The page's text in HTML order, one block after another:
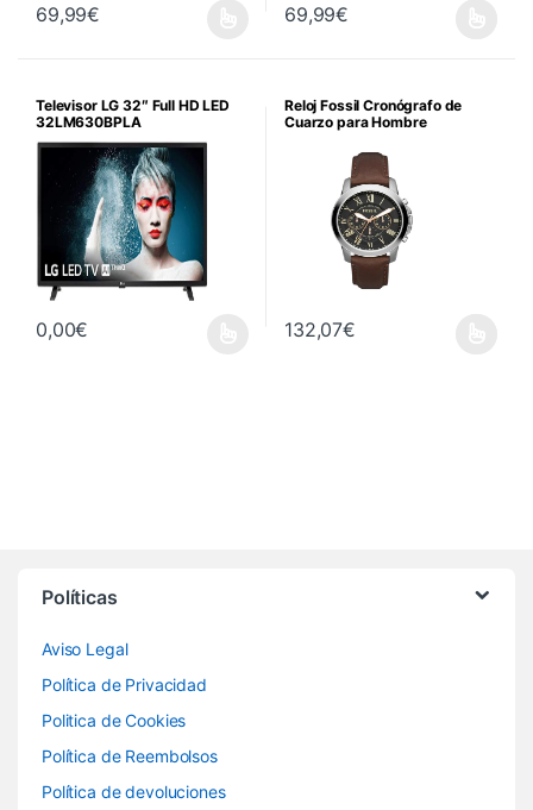
69,99€
Este producto tiene múltiples variantes. Las opciones se
69,99€
Televisor LG 32″ Full HD LED
32LM630BPLA
0,00€
Este producto tiene múltiples variantes. Las opciones se
Reloj Fossil Cronógrafo de
Cuarzo para Hombre
132,07€
Políticas
Aviso Legal
Política de Privacidad
Politica de Cookies
Política de Reembolsos
Política de devoluciones